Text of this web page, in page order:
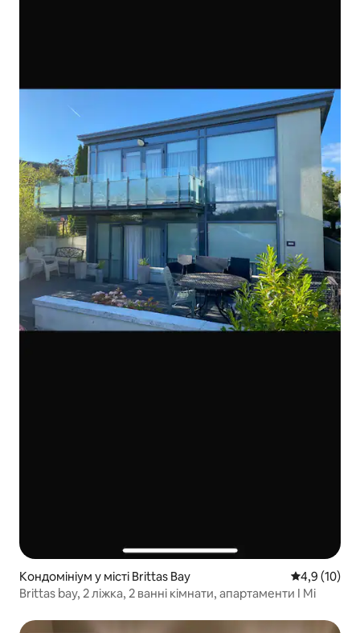
Кондомініум у місті Brittas Bay Середня
4,9 (10)
Brittas bay, 2 ліжка, 2 ванні кімнати, апартаменти I Mi